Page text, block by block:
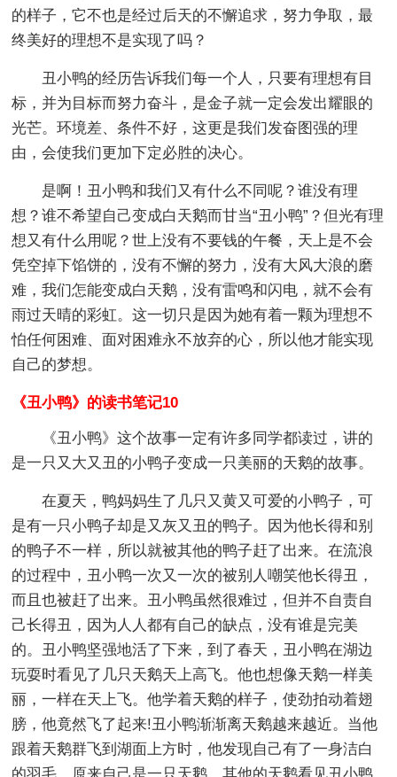
的样子，它不也是经过后天的不懈追求，努力争取，最
终美好的理想不是实现了吗？
丑小鸭的经历告诉我们每一个人，只要有理想有目
标，并为目标而努力奋斗，是金子就一定会发出耀眼的
光芒。环境差、条件不好，这更是我们发奋图强的理
由，会使我们更加下定必胜的决心。
是啊！丑小鸭和我们又有什么不同呢？谁没有理
想？谁不希望自己变成白天鹅而甘当“丑小鸭”？但光有理
想又有什么用呢？世上没有不要钱的午餐，天上是不会
凭空掉下馅饼的，没有不懈的努力，没有大风大浪的磨
难，我们怎能变成白天鹅，没有雷鸣和闪电，就不会有
雨过天晴的彩虹。这一切只是因为她有着一颗为理想不
怕任何困难、面对困难永不放弃的心，所以他才能实现
自己的梦想。
《丑小鸭》的读书笔记10
《丑小鸭》这个故事一定有许多同学都读过，讲的
是一只又大又丑的小鸭子变成一只美丽的天鹅的故事。
在夏天，鸭妈妈生了几只又黄又可爱的小鸭子，可
是有一只小鸭子却是又灰又丑的鸭子。因为他长得和别
的鸭子不一样，所以就被其他的鸭子赶了出来。在流浪
的过程中，丑小鸭一次又一次的被别人嘲笑他长得丑，
而且也被赶了出来。丑小鸭虽然很难过，但并不自责自
己长得丑，因为人人都有自己的缺点，没有谁是完美
的。丑小鸭坚强地活了下来，到了春天，丑小鸭在湖边
玩耍时看见了几只天鹅天上高飞。他也想像天鹅一样美
丽，一样在天上飞。他学着天鹅的样子，使劲拍动着翅
膀，他竟然飞了起来!丑小鸭渐渐离天鹅越来越近。当他
跟着天鹅群飞到湖面上方时，他发现自己有了一身洁白
的羽毛，原来自己是一只天鹅。其他的天鹅看见丑小鸭